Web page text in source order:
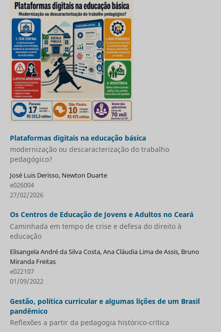
Plataformas digitais na educação básica
modernização ou descaracterização do trabalho
pedagógico?
José Luis Derisso, Newton Duarte
e026004
27/02/2026
Os Centros de Educação de Jovens e Adultos no Ceará
Caminhada em tempo de crise e defesa do direito à
educação
Elisangela André da Silva Costa, Ana Cláudia Lima de Assis, Bruno
Miranda Freitas
e022107
01/09/2022
Gestão, política curricular e algumas lições de um Brasil
pandêmico
Reflexões a partir da pedagogia histórico-crítica